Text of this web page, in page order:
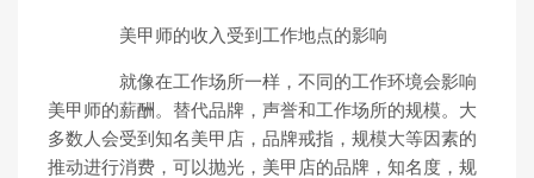
美甲师的收入受到工作地点的影响
就像在工作场所一样，不同的工作环境会影响
美甲师的薪酬。替代品牌，声誉和工作场所的规模。大
多数人会受到知名美甲店，品牌戒指，规模大等因素的
推动进行消费，可以抛光，美甲店的品牌，知名度，规